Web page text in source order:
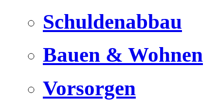
Schuldenabbau
Bauen & Wohnen
Vorsorgen